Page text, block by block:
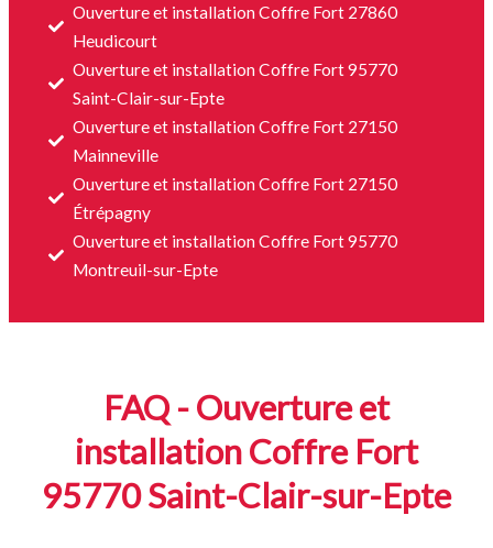
Ouverture et installation Coffre Fort 27860
Heudicourt
Ouverture et installation Coffre Fort 95770
Saint-Clair-sur-Epte
Ouverture et installation Coffre Fort 27150
Mainneville
Ouverture et installation Coffre Fort 27150
Étrépagny
Ouverture et installation Coffre Fort 95770
Montreuil-sur-Epte
FAQ - Ouverture et
installation Coffre Fort
95770 Saint-Clair-sur-Epte